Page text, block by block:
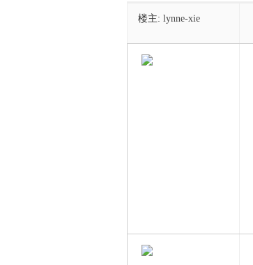
楼主: lynne-xie